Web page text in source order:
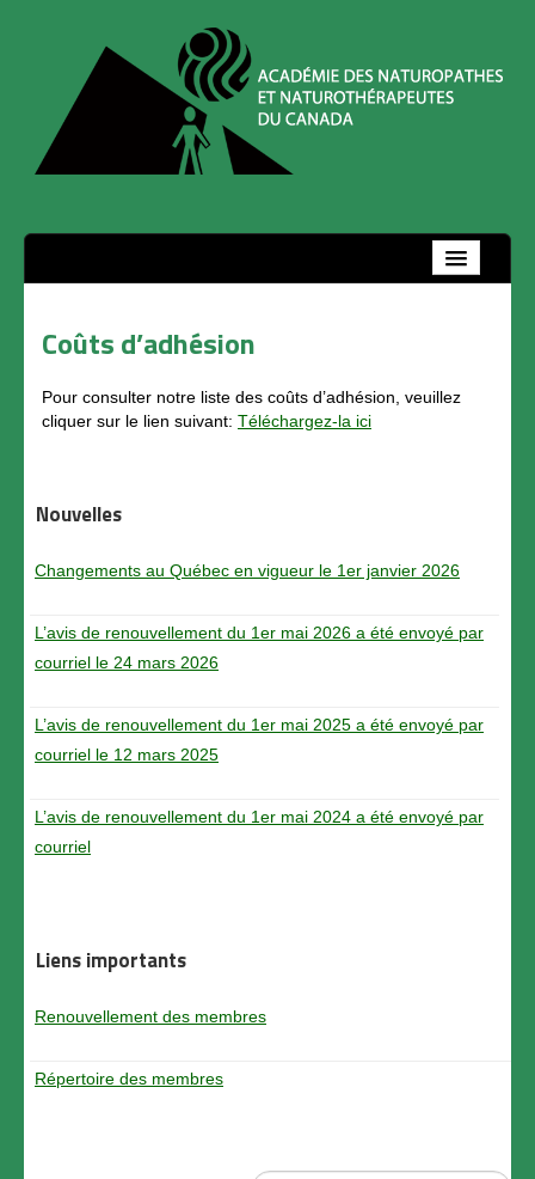
Équipe de direction
Devenir membre
Services et privilèges
Liste des formations acceptées
Répertoire
Membres
Espace membre
Nous joindre
Coûts d’adhésion
Pour consulter notre liste des coûts d’adhésion, veuillez
cliquer sur le lien suivant: Téléchargez-la ici
Nouvelles
Changements au Québec en vigueur le 1er janvier 2026
L’avis de renouvellement du 1er mai 2026 a été envoyé par
courriel le 24 mars 2026
L’avis de renouvellement du 1er mai 2025 a été envoyé par
courriel le 12 mars 2025
L’avis de renouvellement du 1er mai 2024 a été envoyé par
courriel
Liens importants
Renouvellement des membres
Répertoire des membres